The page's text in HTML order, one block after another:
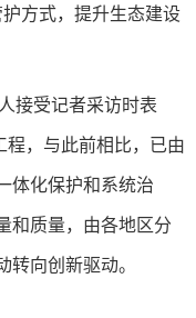
方式，提升生态建设
接受记者采访时表
程，与此前相比，已由
体化保护和系统治
和质量，由各地区分
向创新驱动。